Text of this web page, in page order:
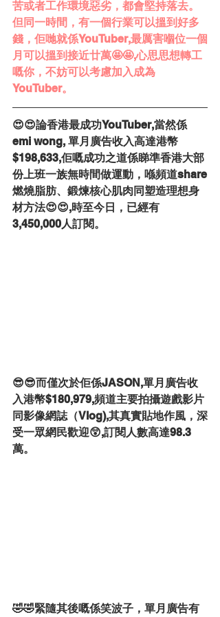
苦或者工作環境惡劣，都會堅持落去。
但同一時間，有一個行業可以搵到好多
錢，佢哋就係YouTuber,最厲害嗰位一個
月可以搵到接近廿萬🤩🤩,心思思想轉工
嘅你，不妨可以考慮加入成為
YouTuber。
😍😍論香港最成功YouTuber,當然係
emi wong, 單月廣告收入高達港幣
$198,633,佢嘅成功之道係睇準香港大部
份上班一族無時間做運動，喺頻道share
燃燒脂肪、鍛煉核心肌肉同塑造理想身
材方法😍😍,時至今日，已經有
3,450,000人訂閱。
😎😎而僅次於佢係JASON,單月廣告收
入港幣$180,979,頻道主要拍攝遊戲影片
同影像網誌（Vlog),其真實貼地作風，深
受一眾網民歡迎😲,訂閱人數高達98.3
萬。
🤣🤣緊隨其後嘅係笑波子，單月廣告有